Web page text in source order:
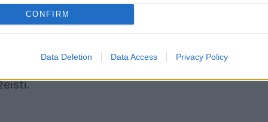
CONFIRM
Data Deletion Data Access Privacy Policy
stiebus, pagerina oro cirkuliaciją ir leidžia dirvai
dirva atitirps. Jei veja dar įšalusi ar labai šlapia,